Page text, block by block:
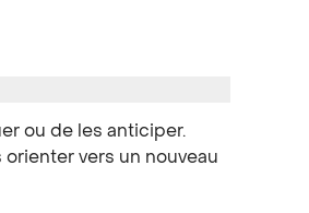
ou de les anticiper.
vers un nouveau